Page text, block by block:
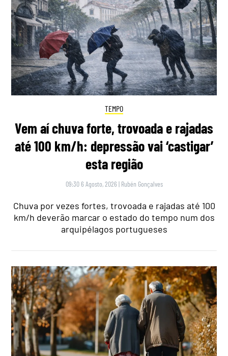
TEMPO
Vem aí chuva forte, trovoada e rajadas
até 100 km/h: depressão vai ‘castigar’
esta região
09:30 6 Agosto, 2026 | Rubén Gonçalves
Chuva por vezes fortes, trovoada e rajadas até 100
km/h deverão marcar o estado do tempo num dos
arquipélagos portugueses